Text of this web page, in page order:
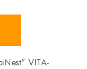
VITA-